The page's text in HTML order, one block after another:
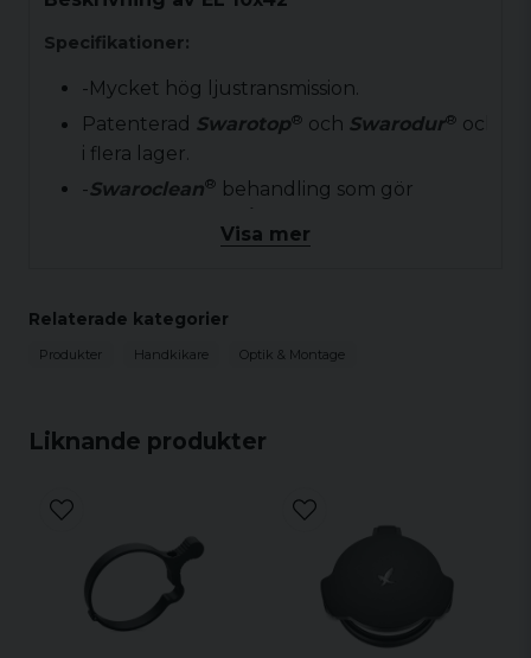
Liknande produkter
Specifikationer:
-Mycket hög ljustransmission.
Patenterad Swarotop® och Swarodur® och
i flera lager.
-Swaroclean® behandling som gör
fingeravtryck, samt vattendroppar.
fältanvändningen.
kan enkelt växla mellan rem och bärsele.
-Ny gummiarmering.
Teknisk data:
- Förstoring: 10x
Visa mer
Relaterade kategorier
Produkter Handkikare Optik & Montage